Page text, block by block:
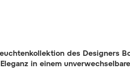
des Designers
in einem